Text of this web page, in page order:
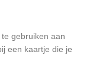
gebruiken aan
een kaartje die je